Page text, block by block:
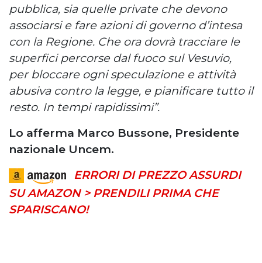
pubblica, sia quelle private che devono
associarsi e fare azioni di governo d’intesa
con la Regione. Che ora dovrà tracciare le
superfici percorse dal fuoco sul Vesuvio,
per bloccare ogni speculazione e attività
abusiva contro la legge, e pianificare tutto il
resto. In tempi rapidissimi”.
Lo afferma Marco Bussone, Presidente
nazionale Uncem.
ERRORI DI PREZZO ASSURDI
SU AMAZON > PRENDILI PRIMA CHE
SPARISCANO!